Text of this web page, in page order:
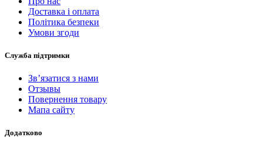
Доставка і оплата
Політика безпеки
Умови згоди
Служба підтримки
Зв’язатися з нами
Отзывы
Повернення товару
Мапа сайту
Додатково